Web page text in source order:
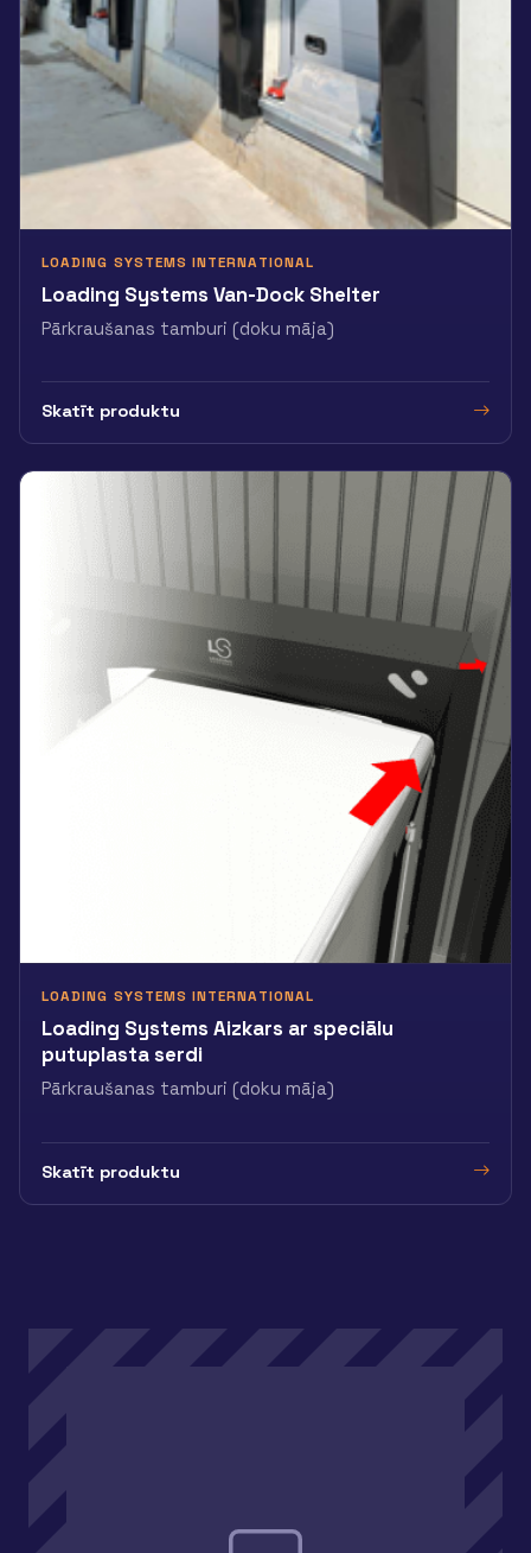
LOADING SYSTEMS INTERNATIONAL
Loading Systems Van-Dock Shelter
Pārkraušanas tamburi (doku māja)
Skatīt produktu
LOADING SYSTEMS INTERNATIONAL
Loading Systems Aizkars ar speciālu
putuplasta serdi
Pārkraušanas tamburi (doku māja)
Skatīt produktu